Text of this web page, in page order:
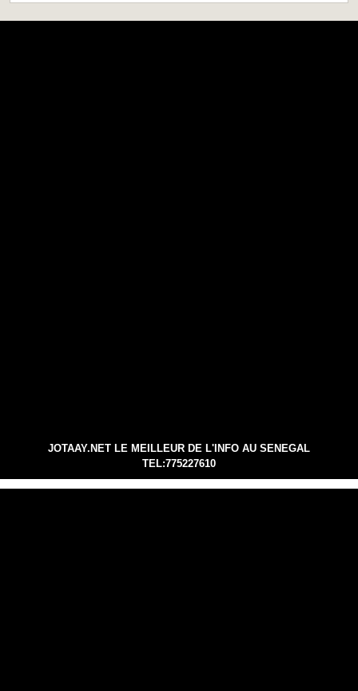
JOTAAY.NET LE MEILLEUR DE L'INFO AU SENEGAL
TEL:775227610